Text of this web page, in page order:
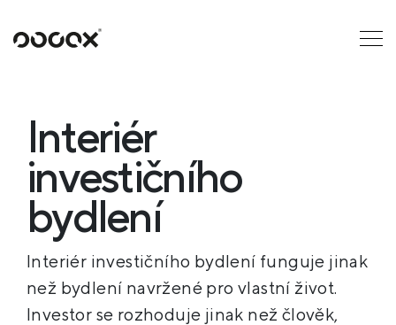
U
ČTI JAKO
Interiér
investičního
bydlení
Interiér investičního bydlení funguje jinak
než bydlení navržené pro vlastní život.
Investor se rozhoduje jinak než člověk,